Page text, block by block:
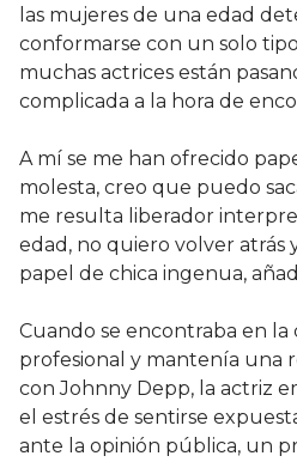
las mujeres de una edad
conformarse con un solo
muchas actrices están
complicada a la hora de
A mí se me han ofrecido
molesta, creo que puedo
me resulta liberador
edad, no quiero volver atrás
papel de chica ingenua,
Cuando se encontraba en la
profesional y mantenía una
con Johnny Depp, la actriz
el estrés de sentirse
ante la opinión pública, un